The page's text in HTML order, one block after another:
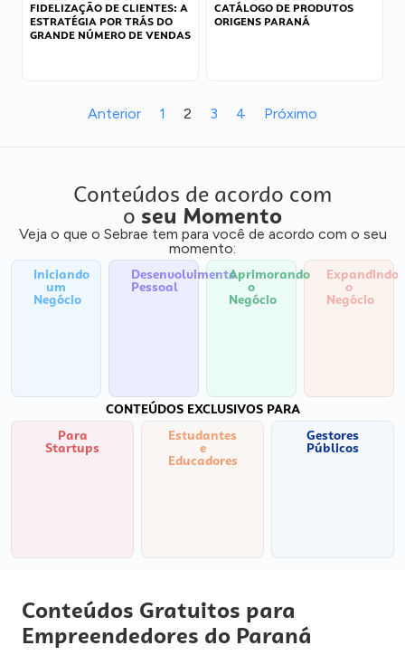
FIDELIZAÇÃO DE CLIENTES: A
ESTRATÉGIA POR TRÁS DO
GRANDE NÚMERO DE VENDAS
CATÁLOGO DE PRODUTOS
ORIGENS PARANÁ
Anterior 1 2 3 4 Próximo
Conteúdos de acordo com
o seu Momento
Veja o que o Sebrae tem para você de acordo com o seu
momento:
Iniciando
um
Negócio
Desenvolvimento
Pessoal
Aprimorando
o
Negócio
Expandindo
o
Negócio
CONTEÚDOS EXCLUSIVOS PARA
Para
Startups
Estudantes
e
Educadores
Gestores
Públicos
Conteúdos Gratuitos para
Empreendedores do Paraná